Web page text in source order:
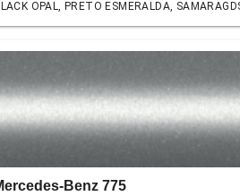
OPAL, PRETO ESMERALDA,
Benz 775